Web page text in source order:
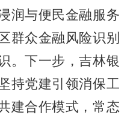
润与便民金融服务
群众金融风险识别
。下一步，吉林银
持党建引领消保工
建合作模式，常态